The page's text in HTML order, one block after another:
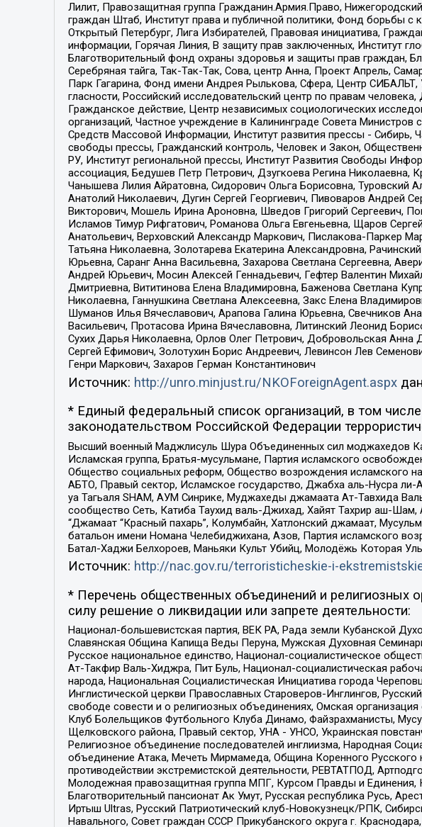
Лилит, Правозащитная группа Гражданин.Армия.Право,
граждан Штаб, Институт права и публичной политики, Фонд борьбы
Открытый Петербург, Лига Избирателей, Правовая инициатива,
информации, Горячая Линия, В защиту прав заключенных, Институт
Благотворительный фонд охраны здоровья и защиты прав граждан,
Серебряная тайга, Так-Так-Так, Сова, центр Анна, Проект Апрель,
Парк Гагарина, Фонд имени Андрея Рылькова, Сфера, Центр
гласности, Российский исследовательский центр по правам
Гражданское действие, Центр независимых социологических
организаций, Частное учреждение в Калининграде Совета
Средств Массовой Информации, Институт развития прессы - Сибирь,
свободы прессы, Гражданский контроль, Человек и Закон,
РУ, Институт региональной прессы, Институт Развития Свободы
ассоциация, Бедушев Петр Петрович, Дзугкоева Регина
Чанышева Лилия Айратовна, Сидорович Ольга Борисовна, Туровский
Анатолий Николаевич, Дугин Сергей Георгиевич, Пивоваров Андрей
Викторович, Мошель Ирина Ароновна, Шведов Григорий Сергеевич,
Исламов Тимур Рифгатович, Романова Ольга Евгеньевна, Щаров
Анатольевич, Верховский Александр Маркович, Пислакова-Паркер
Татьяна Николаевна, Золотарева Екатерина Александровна,
Юрьевна, Саранг Анна Васильевна, Захарова Светлана Сергеевна,
Андрей Юрьевич, Мосин Алексей Геннадьевич, Гефтер Валентин
Дмитриевна, Вититинова Елена Владимировна, Баженова Светлана
Николаевна, Ганнушкина Светлана Алексеевна, Закс Елена
Шуманов Илья Вячеславович, Арапова Галина Юрьевна, Свечников
Васильевич, Протасова Ирина Вячеславовна, Литинский Леонид
Сухих Дарья Николаевна, Орлов Олег Петрович, Добровольская
Сергей Ефимович, Золотухин Борис Андреевич, Левинсон Лев
Генри Маркович, Захаров Герман Константинович
Источник: http://unro.minjust.ru/NKOForeignAgent.aspx
* Единый федеральный список организаций, в том
законодательством Российской Федерации
Высший военный Маджлисуль Шура Объединенных сил моджахедов
Исламская группа, Братья-мусульмане, Партия исламского
Общество социальных реформ, Общество возрождения исламского
АБТО, Правый сектор, Исламское государство, Джабха аль-Нусра
уа Тагьаля SHAM, АУМ Синрике, Муджахеды джамаата Ат-Тавхида
сообщество Сеть, Катиба Таухид валь-Джихад, Хайят Тахрир аш-Шам,
“Джамаат “Красный пахарь”, Колумбайн, Хатлонский джамаат,
батальон имени Номана Челебиджихана, Азов, Партия исламского
Батал-Хаджи Белхороев, Маньяки Культ Убийц, Молодёжь Которая
Источник: http://nac.gov.ru/terroristicheskie-i-
* Перечень общественных объединений и религиозных
силу решение о ликвидации или запрете деятельности:
Национал-большевистская партия, ВЕК РА, Рада земли Кубанской
Славянская Община Капища Веды Перуна, Мужская Духовная
Русское национальное единство, Национал-социалистическое
Ат-Такфир Валь-Хиджра, Пит Буль, Национал-социалистическая
народа, Национальная Социалистическая Инициатива города
Инглистической церкви Православных Староверов-Инглингов,
свободе совести и о религиозных объединениях, Омская
Клуб Болельщиков Футбольного Клуба Динамо, Файзрахманисты,
Щелковского района, Правый сектор, УНА - УНСО, Украинская
Религиозное объединение последователей инглиизма, Народная
объединение Атака, Мечеть Мирмамеда, Община Коренного
противодействии экстремистской деятельности, РЕВТАТПОД,
Молодежная правозащитная группа МПГ, Курсом Правды и Единения,
Благотворительный пансионат Ак Умут, Русская республика Русь,
Иртыш Ultras, Русский Патриотический клуб-Новокузнецк/РПК,
Навального, Совет граждан СССР Прикубанского округа г.